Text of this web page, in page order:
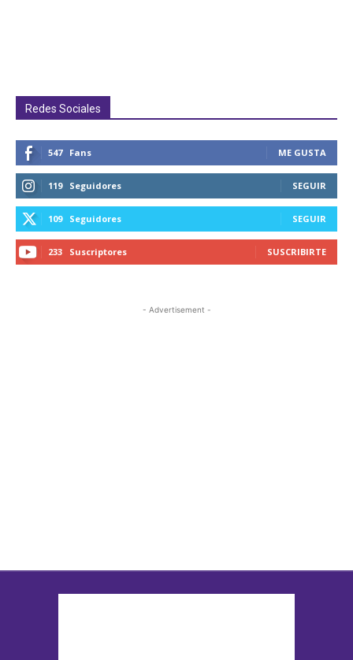
Redes Sociales
547 Fans ME GUSTA
119 Seguidores SEGUIR
109 Seguidores SEGUIR
233 Suscriptores SUSCRIBIRTE
- Advertisement -